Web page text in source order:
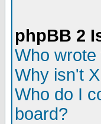
phpBB 2
Who wrote
Why isn't
Who do I
board?